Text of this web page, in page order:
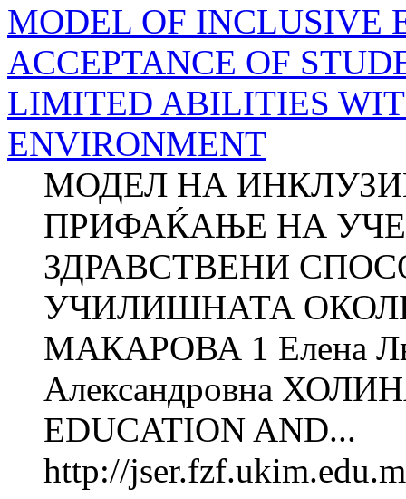
MODEL OF INCLUSIVE
ACCEPTANCE OF
LIMITED ABILITIES
ENVIRONMENT
МОДЕЛ НА
ПРИФАЌАЊЕ НА
ЗДРАВСТВЕНИ
УЧИЛИШНАТА
МАКАРОВА 1 Елена
Александровна
EDUCATION AND...
http://